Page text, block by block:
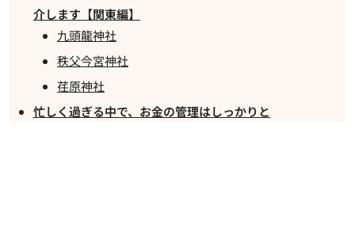
介します【関東編】
九頭龍神社
秩父今宮神社
荏原神社
忙しく過ぎる中で、お金の管理はしっかりと